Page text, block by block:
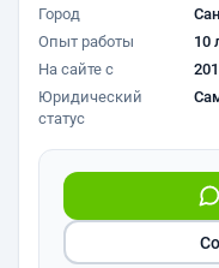
Город
Опыт работы
10
На сайте с
Юридический
статус